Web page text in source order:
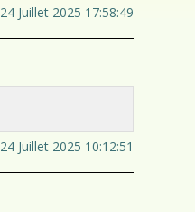
24 Juillet 2025 17:58:49
24 Juillet 2025 10:12:51